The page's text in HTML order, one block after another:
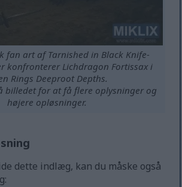
fan art af Tarnished in Black Knife-
konfronterer Lichdragon Fortissax i
Rings Deeproot Depths.
billedet for at få flere oplysninger og
højere opløsninger.
dette indlæg, kan du måske også